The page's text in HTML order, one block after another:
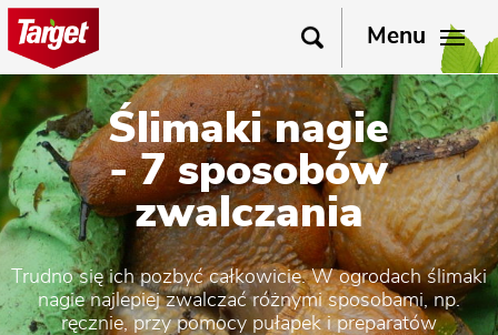
Menu
Ślimaki nagie
- 7 sposobów
zwalczania
Trudno się ich pozbyć całkowicie. W ogrodach ślimaki
nagie najlepiej zwalczać różnymi sposobami, np.
ręcznie, przy pomocy pułapek i preparatów